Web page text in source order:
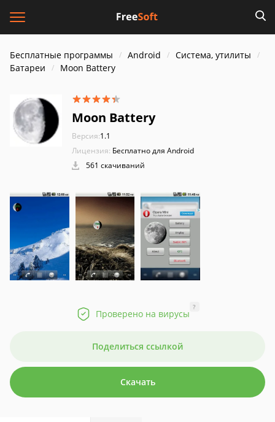
Бесплатные программы Android
Система, утилиты
Батареи
Moon Battery
Moon Battery
Версия:1.1
Лицензия: Бесплатно для Android
561 скачиваний
Проверено на вирусы
?
Поделиться ссылкой
Скачать